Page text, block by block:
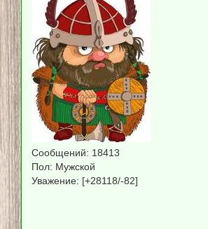
Сообщений: 18413
Пол: Мужской
Уважение: [+28118/-82]